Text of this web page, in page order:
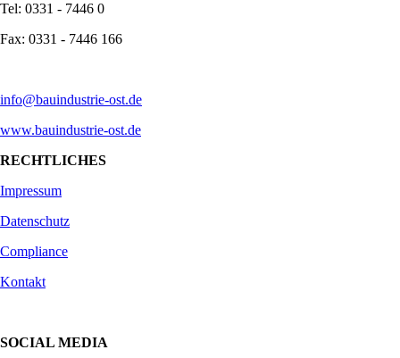
Tel: 0331 - 7446 0
Fax: 0331 - 7446 166
info@bauindustrie-ost.de
www.bauindustrie-ost.de
RECHTLICHES
Impressum
Datenschutz
Compliance
Kontakt
SOCIAL MEDIA